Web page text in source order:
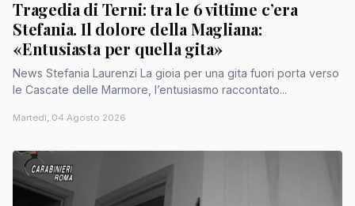
Tragedia di Terni: tra le 6 vittime c’era
Stefania. Il dolore della Magliana:
«Entusiasta per quella gita»
News Stefania Laurenzi La gioia per una gita fuori porta verso
le Cascate delle Marmore, l’entusiasmo raccontato...
Martedì, 04 Agosto 2026